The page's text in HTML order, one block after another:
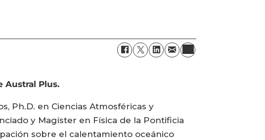
Austral Plus.
Ph.D. en Ciencias Atmosféricas y
y Magíster en Física de la Pontificia
sobre el calentamiento oceánico